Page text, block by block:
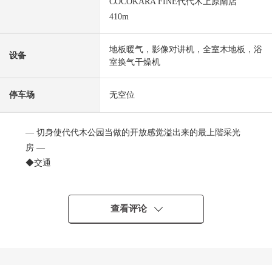
410m
设备
地板暖气，影像对讲机，全室木地板，浴
室换气干燥机
停车场 无空位
― 切身使代代木公园当做的开放感觉溢出来的最上階采光
房 ―
◆交通
•东京地铁线千代田线"代代木公园"车站步行5分钟
•小田急线"代代木八幡"车站步行5分钟
•东京地铁线千代田线，小田急线"代代木上原"车站步行6分
查看评论